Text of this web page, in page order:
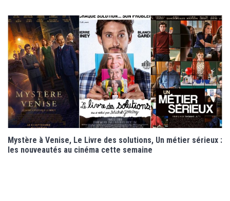
Mystère à Venise, Le Livre des solutions, Un métier sérieux :
les nouveautés au cinéma cette semaine